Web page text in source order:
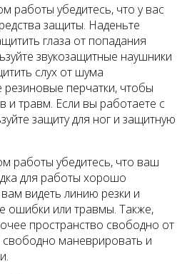
работы убедитесь, что у вас
защиты. Наденьте
глаза от попадания
звукозащитные наушники
слух от шума
перчатки, чтобы
и травм. Если вы работаете с
защиту для ног и защитную
работы убедитесь, что ваш
для работы хорошо
видеть линию резки и
ошибки или травмы. Также,
пространство свободно от
маневрировать и